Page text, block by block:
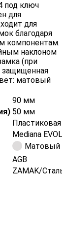
под ключ
для
для
благодаря
компонентам.
наклоном
(при
защищенная
матовый
90 мм
50 мм
Пластиковая
Mediana
Матовый
AGB
ZAMAK/Сталь